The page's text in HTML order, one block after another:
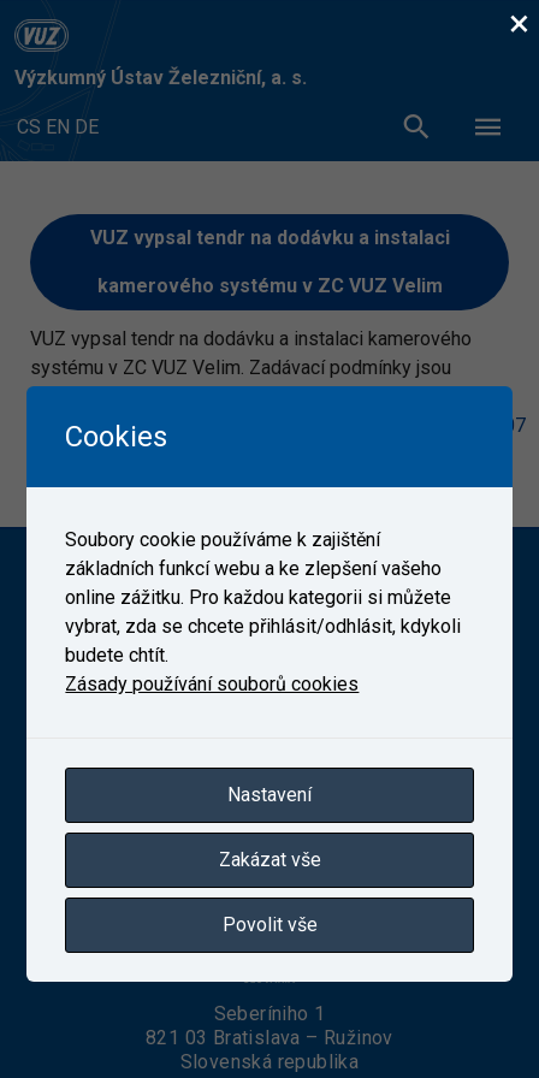
Výzkumný Ústav Železniční, a. s.
CS EN DE
VUZ vypsal tendr na dodávku a instalaci
kamerového systému v ZC VUZ Velim
VUZ vypsal tendr na dodávku a instalaci kamerového
systému v ZC VUZ Velim. Zadávací podmínky jsou
adrese: https://tenderarena.cz/dodavatel/zakazka/438107
Výzkumný Ústav Železniční, a. s. (VUZ)
Novodvorská 1698/138b, Praha 4
Zapsaná v obchodním rejstříku vedeném Městským
soudem v Praze, oddíl B, vložka 10025
VUZ Slovakia, s. r. o.
Seberíniho 1
821 03 Bratislava – Ružinov
Slovenská republika
×
Cookies
Soubory cookie používáme k zajištění
základních funkcí webu a ke zlepšení vašeho
online zážitku. Pro každou kategorii si můžete
vybrat, zda se chcete přihlásit/odhlásit, kdykoli
budete chtít.
Zásady používání souborů cookies
Nastavení
Zakázat vše
Povolit vše